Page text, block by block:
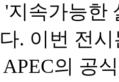
'지속가능한
. 이번 전
의 공